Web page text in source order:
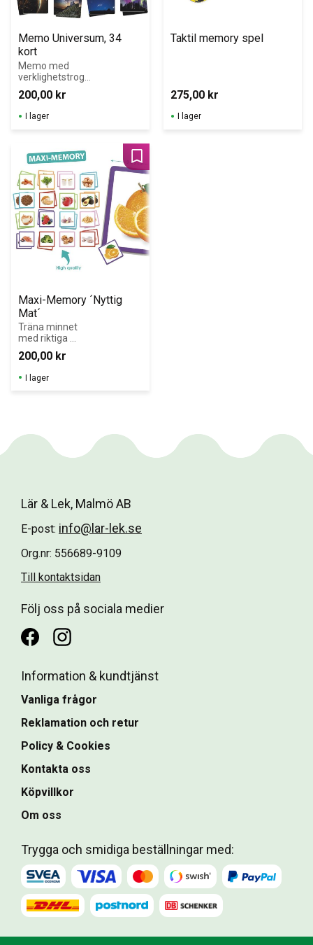
Memo Universum, 34
kort
Memo med
verklighetstrogn
a bilder från
universum. 34
kort.
200,00 kr
I lager
Taktil memory spel
275,00 kr
I lager
Maxi-Memory ´Nyttig
Mat´
Träna minnet
med riktiga
bilder som är
tryckta på stora
spelkort.För att
utveckla
urskiljning,
samhörighet
spatiala
ordförrådet
200,00 kr
Lägg till i favoriter
I lager
Lär & Lek, Malmö AB
E-post: info@lar-lek.se
Org.nr: 556689-9109
Till kontaktsidan
Följ oss på sociala medier
Information & kundtjänst
Vanliga frågor
Reklamation och retur
Policy & Cookies
Kontakta oss
Köpvillkor
Om oss
Trygga och smidiga beställningar med: